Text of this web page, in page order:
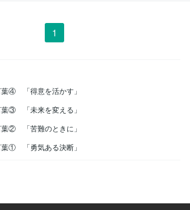
1
④ 「得意を活かす」
③ 「未来を変える」
葉② 「苦難のときに」
① 「勇気ある決断」